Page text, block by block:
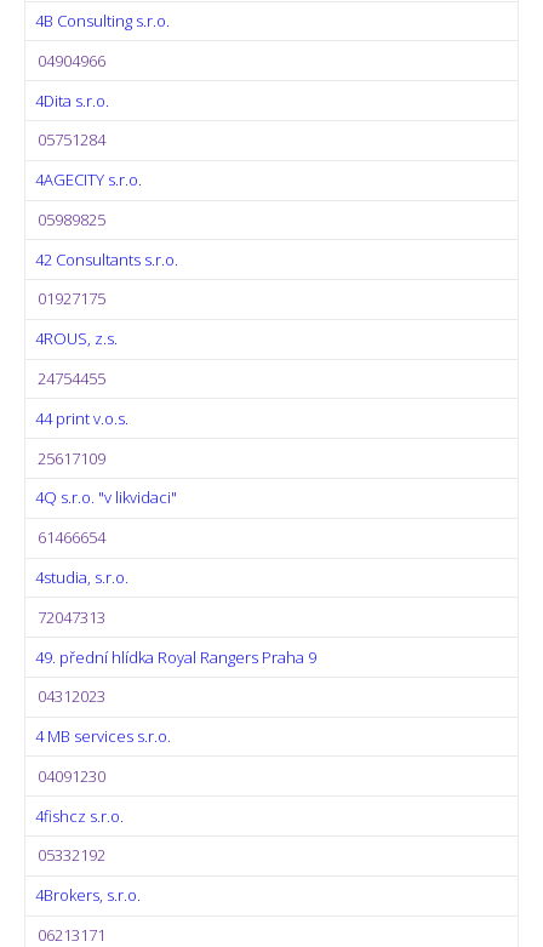
4B Consulting s.r.o.
04904966
4Dita s.r.o.
05751284
4AGECITY s.r.o.
05989825
42 Consultants s.r.o.
01927175
4ROUS, z.s.
24754455
44 print v.o.s.
25617109
4Q s.r.o. "v likvidaci"
61466654
4studia, s.r.o.
72047313
49. přední hlídka Royal Rangers Praha 9
04312023
4 MB services s.r.o.
04091230
4fishcz s.r.o.
05332192
4Brokers, s.r.o.
06213171